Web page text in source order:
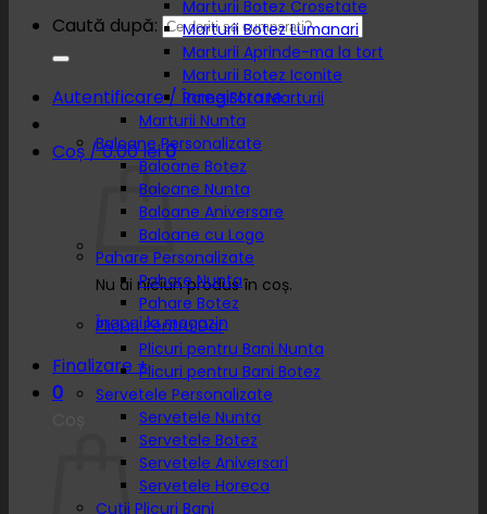
Caută după:
Autentificare / Înregistrare
Coș /0.00lei0
Nu ai niciun produs în coș.
Înapoi la magazin
Finalizare +
0
Marturii Botez Crosetate
Marturii Botez Lumanari
Marturii Aprinde-ma la tort
Marturii Botez Iconite
Rame Foto Marturii
Marturii Nunta
Baloane Personalizate
Baloane Botez
Baloane Nunta
Baloane Aniversare
Baloane cu Logo
Pahare Personalizate
Pahare Nunta
Pahare Botez
Plicuri Pentru Dar
Plicuri pentru Bani Nunta
Plicuri pentru Bani Botez
Servetele Personalizate
Servetele Nunta
Servetele Botez
Servetele Aniversari
Servetele Horeca
Cutii Plicuri Bani